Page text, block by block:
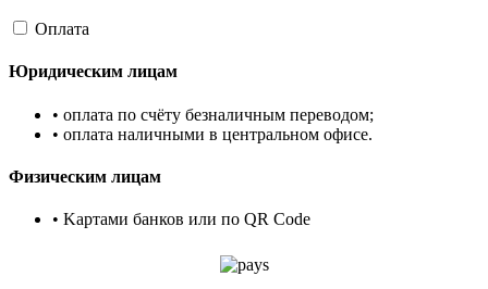
Оплата
Юридическим лицам
• оплата по счёту безналичным переводом;
• оплата наличными в центральном офисе.
Физическим лицам
• Kартами банков или по QR Code